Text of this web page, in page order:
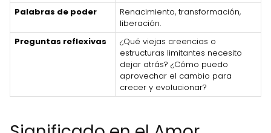
Palabras de poder
Renacimiento, transformación,
liberación.
Preguntas reflexivas
¿Qué viejas creencias o
estructuras limitantes necesito
dejar atrás? ¿Cómo puedo
aprovechar el cambio para
crecer y evolucionar?